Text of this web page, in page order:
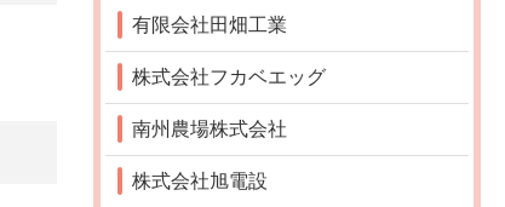
有限会社田畑工業
株式会社フカベエッグ
南州農場株式会社
株式会社旭電設